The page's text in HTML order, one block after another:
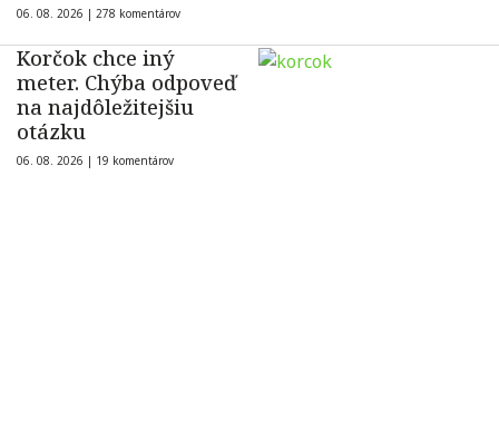
06. 08. 2026 | 278 komentárov
Korčok chce iný
meter. Chýba odpoveď
na najdôležitejšiu
otázku
06. 08. 2026 | 19 komentárov